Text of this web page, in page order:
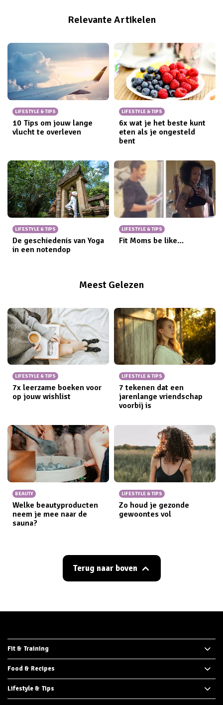
Relevante Artikelen
LIFESTYLE & TIPS
10 Tips om jouw lange
vlucht te overleven
LIFESTYLE & TIPS
6x wat je het beste kunt
eten als je ongesteld
bent
LIFESTYLE & TIPS
De geschiedenis van Yoga
in een notendop
LIFESTYLE & TIPS
Fit Moms be like…
Meest Gelezen
LIFESTYLE & TIPS
7x leerzame boeken voor
op jouw wishlist
LIFESTYLE & TIPS
7 tekenen dat een
jarenlange vriendschap
voorbij is
BEAUTY
Welke beautyproducten
neem je mee naar de
sauna?
LIFESTYLE & TIPS
Zo houd je gezonde
gewoontes vol
Terug naar boven
Fit & Training
Food & Recipes
Lifestyle & Tips